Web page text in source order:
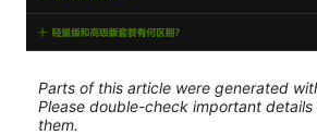
Parts of this article were generated
Please double-check important
them.